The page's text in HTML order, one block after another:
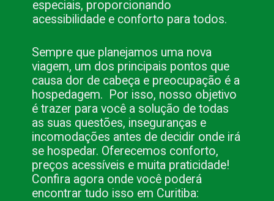
especiais, proporcionando
acessibilidade e conforto para todos.
Sempre que planejamos uma nova
viagem, um dos principais pontos que
causa dor de cabeça e preocupação é a
hospedagem.  Por isso, nosso objetivo
é trazer para você a solução de todas
as suas questões, inseguranças e
incomodações antes de decidir onde irá
se hospedar. Oferecemos conforto,
preços acessíveis e muita praticidade!
Confira agora onde você poderá
encontrar tudo isso em Curitiba: